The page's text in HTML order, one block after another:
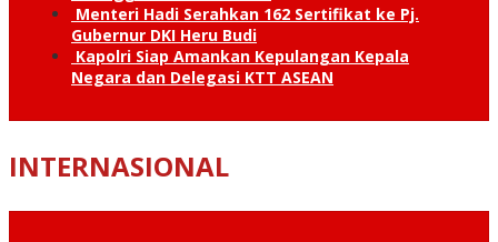
Menteri Hadi Serahkan 162 Sertifikat ke Pj.
Gubernur DKI Heru Budi
Kapolri Siap Amankan Kepulangan Kepala
Negara dan Delegasi KTT ASEAN
INTERNASIONAL